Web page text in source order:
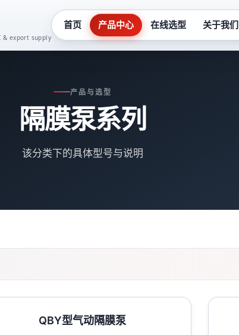
& export supply
首页 产品中心
液下泵系列
多级泵系列
在线选型 关于我们
产品与选型
隔膜泵系列
该分类下的具体型号与说明
QBY型气动隔膜泵